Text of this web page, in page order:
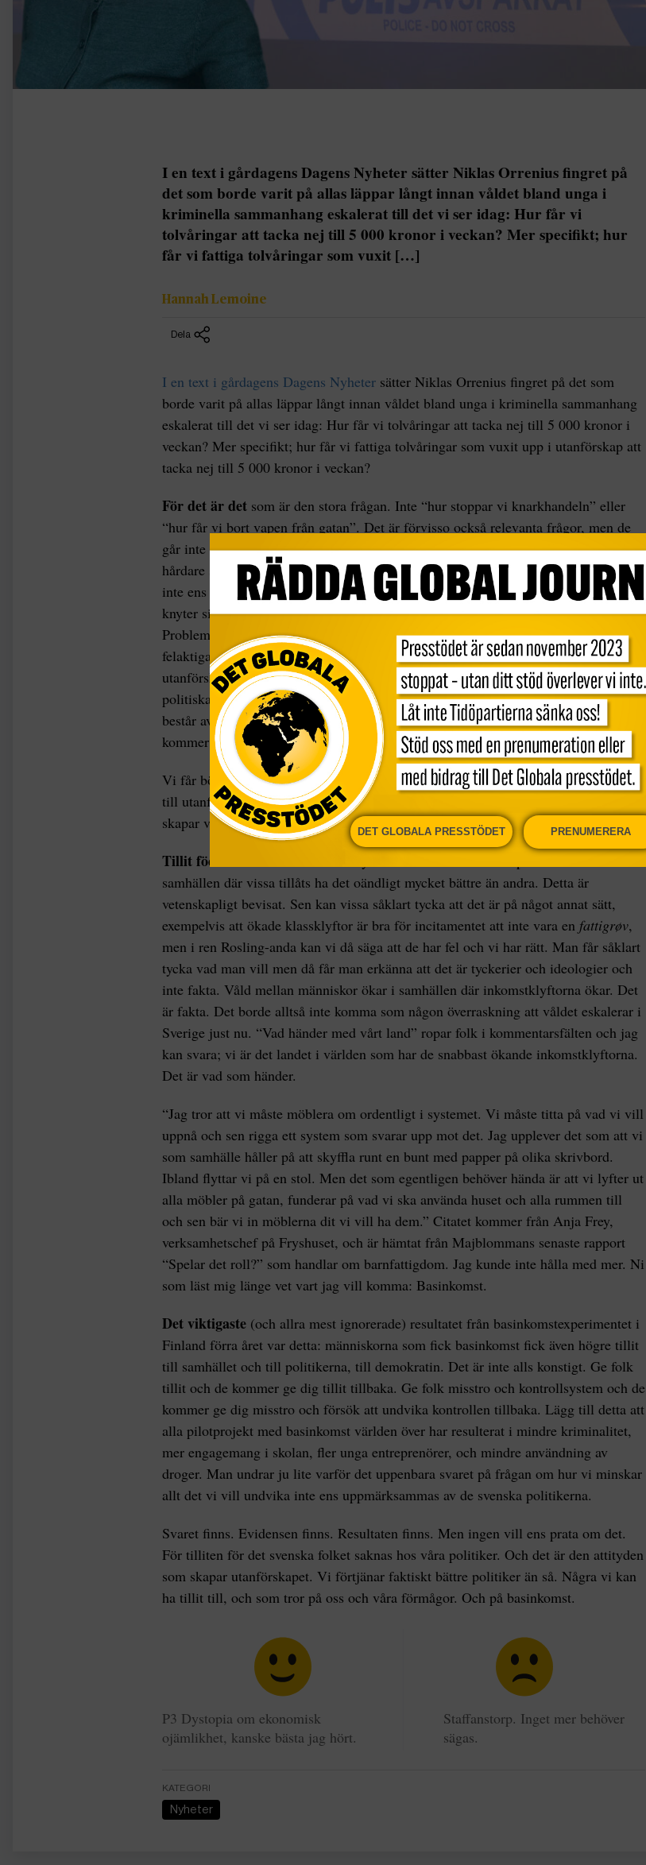
I en text i gårdagens Dagens Nyheter sätter Niklas Orrenius fingret på
det som borde varit på allas läppar långt innan våldet bland unga i
kriminella sammanhang eskalerat till det vi ser idag: Hur får vi
tolvåringar att tacka nej till 5 000 kronor i veckan? Mer specifikt; hur
får vi fattiga tolvåringar som vuxit […]
Hannah Lemoine
Dela
I en text i gårdagens Dagens Nyheter sätter Niklas Orrenius fingret på det som
borde varit på allas läppar långt innan våldet bland unga i kriminella sammanhang
eskalerat till det vi ser idag: Hur får vi tolvåringar att tacka nej till 5 000 kronor i
veckan? Mer specifikt; hur får vi fattiga tolvåringar som vuxit upp i utanförskap att
tacka nej till 5 000 kronor i veckan?
För det är det som är den stora frågan. Inte “hur stoppar vi knarkhandeln” eller
“hur får vi bort vapen från gatan”. Det är förvisso också relevanta frågor, men de
går inte ner på djupet av problemet. Och svaret är således inte “mer poliser och
hårdare straff”, för hur ska fler poliser och hårdare straff hindra 12-åringen som
inte ens är straffmyndig och som lockas med snabba pengar, samtidigt som magen
knyter sig av hunger och nedärvd ekonomisk stress, att inte ta den möjligheten?
Problemformuleringen måste i sin utgångspunkt vara rätt uttryckt, annars får man
felaktiga svar. Man skulle möjligen kunnat formulera den som “hur får vi slut på
utanförskapet” eller mer rättframt “hur får vi slut på fattigdomen”, men när den
politiska lösningen på utanförskap och fattigdom från höger till vänster endast
består av att upprepa “jobb jobb jobb” som om det var en magisk formel som
kommer lösa alla problem, kommer vi fortsätta traggla i samma gamla spår.
Vi får börja om, starta från början för att förstå problematiken. Vad är motsatsen
till utanförskap? Det är gemenskap. Vad är grundbulten i gemenskap? Tillit. Hur
skapar vi tillit? Ah, nu blir det riktigt spännande.
Tillit föds i samhällen
samhällen där vissa tillåts ha det oändligt mycket bättre än andra. Detta är
vetenskapligt bevisat. Sen kan vissa såklart tycka att det är på något annat sätt,
exempelvis att ökade klassklyftor är bra för incitamentet att inte vara en fattigrøv,
men i ren Rosling-anda kan vi då säga att de har fel och vi har rätt. Man får såklart
tycka vad man vill men då får man erkänna att det är tyckerier och ideologier och
inte fakta. Våld mellan människor ökar i samhällen där inkomstklyftorna ökar. Det
är fakta. Det borde alltså inte komma som någon överraskning att våldet eskalerar i
Sverige just nu. “Vad händer med vårt land” ropar folk i kommentarsfälten och jag
kan svara; vi är det landet i världen som har de snabbast ökande inkomstklyftorna.
Det är vad som händer.
“Jag tror att vi måste möblera om ordentligt i systemet. Vi måste titta på vad vi vill
uppnå och sen rigga ett system som svarar upp mot det. Jag upplever det som att vi
som samhälle håller på att skyffla runt en bunt med papper på olika skrivbord.
Ibland flyttar vi på en stol. Men det som egentligen behöver hända är att vi lyfter ut
alla möbler på gatan, funderar på vad vi ska använda huset och alla rummen till
och sen bär vi in möblerna dit vi vill ha dem.” Citatet kommer från Anja Frey,
verksamhetschef på Fryshuset, och är hämtat från Majblommans senaste rapport
“Spelar det roll?” som handlar om barnfattigdom. Jag kunde inte hålla med mer. Ni
som läst mig länge vet vart jag vill komma: Basinkomst.
Det viktigaste (och allra mest ignorerade) resultatet från basinkomstexperimentet i
Finland förra året var detta: människorna som fick basinkomst fick även högre tillit
till samhället och till politikerna, till demokratin. Det är inte alls konstigt. Ge folk
tillit och de kommer ge dig tillit tillbaka. Ge folk misstro och kontrollsystem och de
kommer ge dig misstro och försök att undvika kontrollen tillbaka. Lägg till detta att
alla pilotprojekt med basinkomst världen över har resulterat i mindre kriminalitet,
mer engagemang i skolan, fler unga entreprenörer, och mindre användning av
droger. Man undrar ju lite varför det uppenbara svaret på frågan om hur vi minskar
allt det vi vill undvika inte ens uppmärksammas av de svenska politikerna.
Svaret finns. Evidensen finns. Resultaten finns. Men ingen vill ens prata om det.
För tilliten för det svenska folket saknas hos våra politiker. Och det är den attityden
som skapar utanförskapet. Vi förtjänar faktiskt bättre politiker än så. Några vi kan
ha tillit till, och som tror på oss och våra förmågor. Och på basinkomst.
P3 Dystopia om ekonomisk
ojämlikhet, kanske bästa jag hört.
Staffanstorp. Inget mer behöver
sägas.
KATEGORI
Nyheter
DET GLOBALA PRESSTÖDET PRENUMERERA